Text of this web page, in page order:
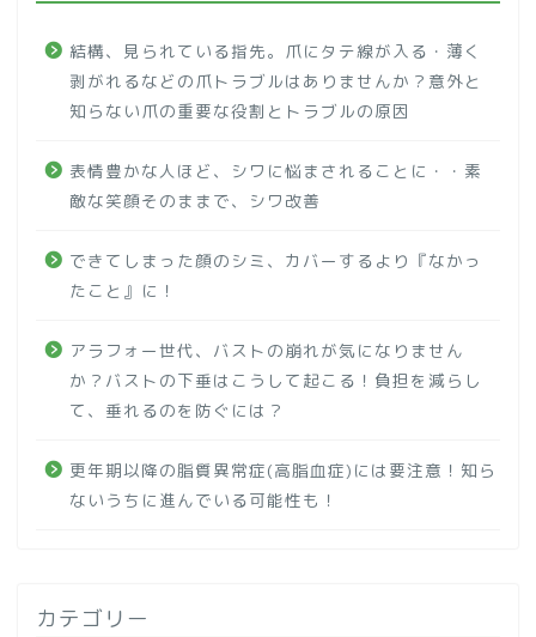
結構、見られている指先。爪にタテ線が入る・薄く
剥がれるなどの爪トラブルはありませんか？意外と
知らない爪の重要な役割とトラブルの原因
表情豊かな人ほど、シワに悩まされることに・・素
敵な笑顔そのままで、シワ改善
できてしまった顔のシミ、カバーするより『なかっ
たこと』に！
アラフォー世代、バストの崩れが気になりません
か？バストの下垂はこうして起こる！負担を減らし
て、垂れるのを防ぐには？
更年期以降の脂質異常症(高脂血症)には要注意！知ら
ないうちに進んでいる可能性も！
カテゴリー